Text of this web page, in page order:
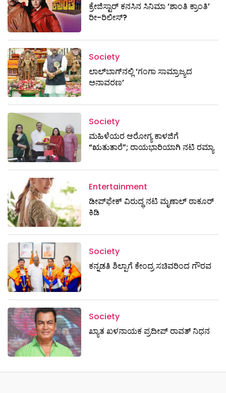
ಕ್ರೇಜಿಸ್ಟಾರ್ ಕನಸಿನ ಸಿನಿಮಾ ‘ಶಾಂತಿ ಕ್ರಾಂತಿ’
ರೀ-ರಿಲೀಸ್?
Society
ಲಾಲ್‌ಬಾಗ್‌ನಲ್ಲಿ ‘ಗಂಗಾ ಸಾಮ್ರಾಜ್ಯದ
ಅನಾವರಣ’
Society
ಮಹಿಳೆಯರ ಆರೋಗ್ಯ ಕಾಳಜಿಗೆ
“ಋತುತಾರೆ”; ರಾಯಭಾರಿಯಾಗಿ ನಟಿ ರಮ್ಯಾ
Entertainment
ಡೀಪ್‌ಫೇಕ್ ವಿರುದ್ಧ ನಟಿ ಮೃಣಾಲ್ ಠಾಕೂರ್
ಕಿಡಿ
Society
ಕನ್ನಡತಿ ಶಿಲ್ಪಾಗೆ ಕೇಂದ್ರ ಸಚಿವರಿಂದ ಗೌರವ
Society
ಖ್ಯಾತ ಖಳನಾಯಕ ಪ್ರದೀಪ್ ರಾವತ್‌ ನಿಧನ